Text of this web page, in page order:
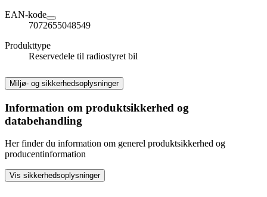
EAN-kode
7072655048549
Produkttype
Reservedele til radiostyret bil
Miljø- og sikkerhedsoplysninger
Information om produktsikkerhed og
databehandling
Her finder du information om generel produktsikkerhed og
producentinformation
Vis sikkerhedsoplysninger